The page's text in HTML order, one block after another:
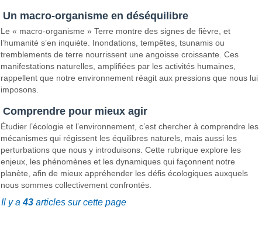
Un macro-organisme en déséquilibre
Le « macro-organisme » Terre montre des signes de fièvre, et
l’humanité s’en inquiète. Inondations, tempêtes, tsunamis ou
tremblements de terre nourrissent une angoisse croissante. Ces
manifestations naturelles, amplifiées par les activités humaines,
rappellent que notre environnement réagit aux pressions que nous lui
imposons.
Comprendre pour mieux agir
Étudier l’écologie et l’environnement, c’est chercher à comprendre les
mécanismes qui régissent les équilibres naturels, mais aussi les
perturbations que nous y introduisons. Cette rubrique explore les
enjeux, les phénomènes et les dynamiques qui façonnent notre
planète, afin de mieux appréhender les défis écologiques auxquels
nous sommes collectivement confrontés.
Il y a43articles sur cette page